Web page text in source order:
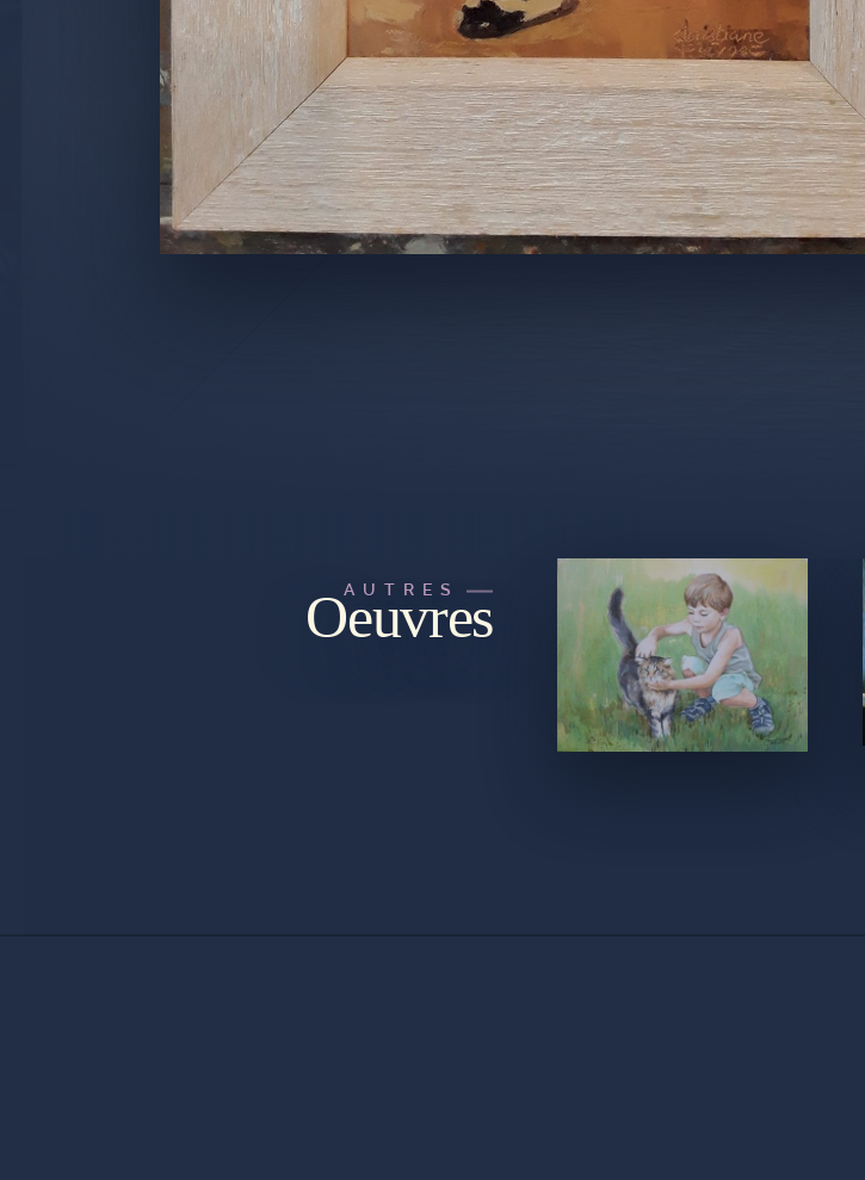
AUTRES
Oeuvres